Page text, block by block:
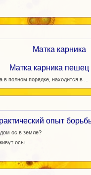
Матка карника
Матка карника пешец
полном порядке, находится в ...
опыт
ос в земле?
осы.